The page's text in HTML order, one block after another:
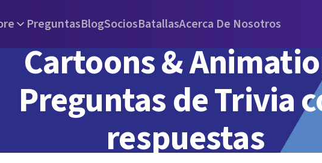
PreguntasBlogSociosBatallasAcerca De Nosotros
Cartoons &
Preguntas de Trivia
respuestas